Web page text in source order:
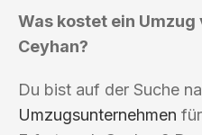
Was kostet ein
Ceyhan?
Du bist auf der Suche
Umzugsunternehmen